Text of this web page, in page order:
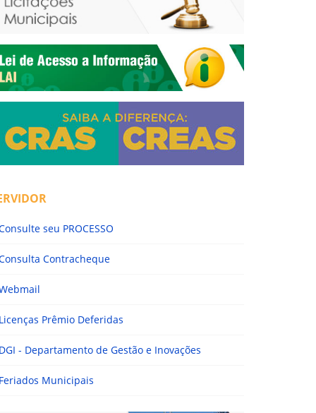
seu PROCESSO
Contracheque
Prêmio Deferidas
- Departamento de Gestão e Inovações
Municipais